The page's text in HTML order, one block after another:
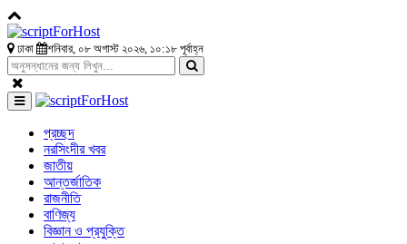
ঢাকা শনিবার, ০৮ অগাস্ট ২০২৬, ১০:১৮ পূর্বাহ্ন
প্রচ্ছদ
নরসিংদীর খবর
জাতীয়
আন্তর্জাতিক
রাজনীতি
বাণিজ্য
বিজ্ঞান ও প্রযুক্তি